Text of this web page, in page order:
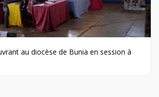
au diocèse de Bunia en session à